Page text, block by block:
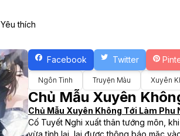
Yêu thích
Facebook Twitter
Ngôn Tình Truyện Màu Xuyên
Chủ Mẫu Xuyên
Chủ Mẫu Xuyên Không Tới Làm Phu
Cố Tuyết Nghi xuất thân tướng môn,
vừa tỉnh lại, lại được thông báo mặc